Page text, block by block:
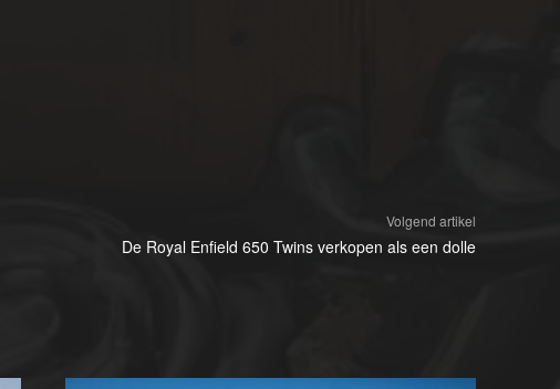
Volgend artikel
De Royal Enfield 650 Twins verkopen als een dolle